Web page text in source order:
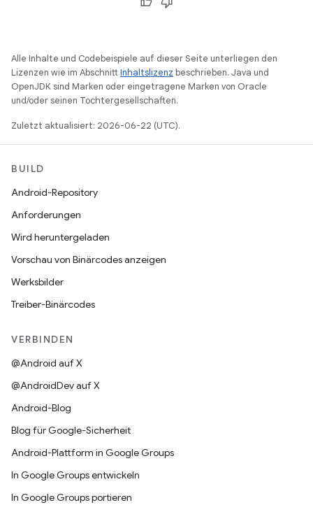
Alle Inhalte und Codebeispiele auf dieser Seite unterliegen den
Lizenzen wie im AbschnittInhaltslizenz beschrieben. Java und
OpenJDK sind Marken oder eingetragene Marken von Oracle
und/oder seinen Tochtergesellschaften.
Zuletzt aktualisiert: 2026-06-22 (UTC).
BUILD
Android-Repository
Anforderungen
Wird heruntergeladen
Vorschau von Binärcodes anzeigen
Werksbilder
Treiber-Binärcodes
VERBINDEN
@Android auf X
@AndroidDev auf X
Android-Blog
Blog für Google-Sicherheit
Android-Plattform in Google Groups
In Google Groups entwickeln
In Google Groups portieren